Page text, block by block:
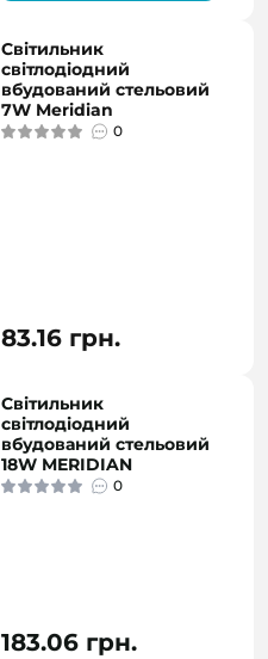
Світильник
світлодіодний
вбудований стельовий
7W Meridian
0
83.16 грн.
Світильник
світлодіодний
вбудований стельовий
18W MERIDIAN
0
183.06 грн.